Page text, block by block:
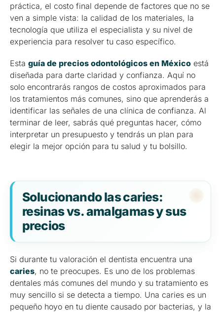
práctica, el costo final depende de factores que no se
ven a simple vista: la calidad de los materiales, la
tecnología que utiliza el especialista y su nivel de
experiencia para resolver tu caso específico.
Esta guía de precios odontológicos en México está
diseñada para darte claridad y confianza. Aquí no
solo encontrarás rangos de costos aproximados para
los tratamientos más comunes, sino que aprenderás a
identificar las señales de una clínica de confianza. Al
terminar de leer, sabrás qué preguntas hacer, cómo
interpretar un presupuesto y tendrás un plan para
elegir la mejor opción para tu salud y tu bolsillo.
Solucionando las caries:
resinas vs. amalgamas y sus
precios
Si durante tu valoración el dentista encuentra una
caries, no te preocupes. Es uno de los problemas
dentales más comunes del mundo y su tratamiento es
muy sencillo si se detecta a tiempo. Una caries es un
pequeño hoyo en tu diente causado por bacterias, y la